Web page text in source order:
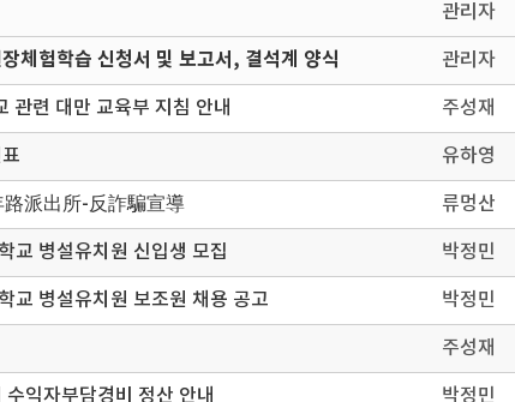
관리자
체험학습 신청서 및 보고서, 결석계 양식 관리자
련 대만 교육부 지침 안내 주성재
유하영
派出所-反詐騙宣導 류멍산
교 병설유치원 신입생 모집 박정민
교 병설유치원 보조원 채용 공고 박정민
주성재
익자부담경비 정산 안내 박정민